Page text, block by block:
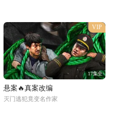
VIP
17集全
悬案🔥真案改编
灭门逃犯竟变名作家